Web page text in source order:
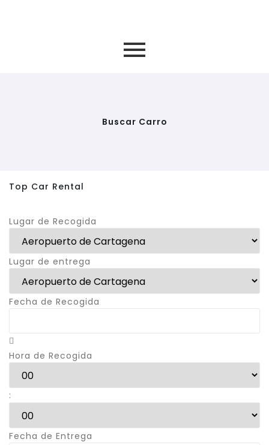
Buscar Carro
Top Car Rental
Lugar de Recogida
Lugar de entrega
Fecha de Recogida
Hora de Recogida
:
Fecha de Entrega